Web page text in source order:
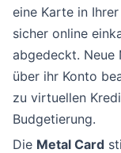
eine Karte in
sicher online
abgedeckt. Neue
über ihr Konto
zu virtuellen
Budgetierung.
Die Metal Card